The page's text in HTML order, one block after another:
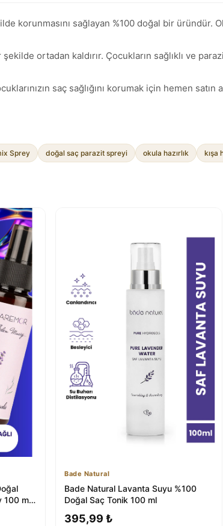
korunmasını sağlayan %100 doğal bir üründür.
ortadan kaldırır. Çocukların sağlıklı ve
saç sağlığını korumak için hemen satın
Sprey doğal saç parazit spreyi okula hazırlık kışa
100 ml -
Bade Natural
Bade Natural Lavanta Suyu %100
Doğal Saç Tonik 100 ml
395,99 ₺